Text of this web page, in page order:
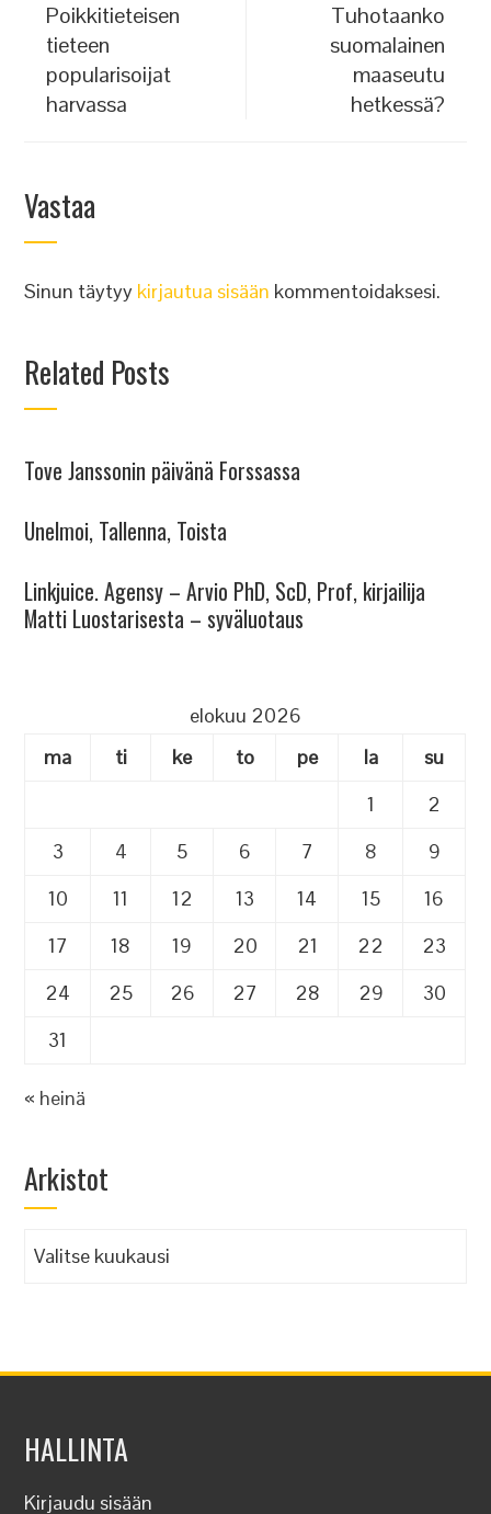
Poikkitieteisen
tieteen
popularisoijat
harvassa
Tuhotaanko
suomalainen
maaseutu
hetkessä?
Vastaa
Sinun täytyy kirjautua sisään kommentoidaksesi.
Related Posts
Tove Janssonin päivänä Forssassa
Unelmoi, Tallenna, Toista
Linkjuice. Agensy – Arvio PhD, ScD, Prof, kirjailija
Matti Luostarisesta – syväluotaus
elokuu 2026
ma
ti ke to pe la
su
1
2
3
4 5 6 7 8
9
10
11 12 13 14 15
16
17
18 19 20 21 22
23
24
25 26 27 28 29
30
31
« heinä
Arkistot
Arkistot
HALLINTA
Kirjaudu sisään